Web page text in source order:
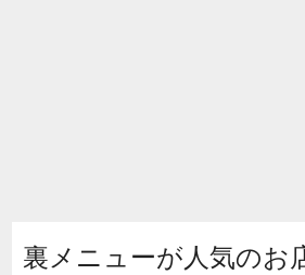
裏メニューが人気のお